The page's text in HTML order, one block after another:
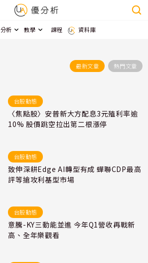
分析 教學 課程 資料庫
最新文章 熱門文章
台股動態
〈焦點股〉安普新大方配息3元殖利率逾
10% 股價跳空拉出第二根漲停
台股動態
致伸深耕Edge AI轉型有成 蟬聯CDP最高
評等搶攻利基型市場
台股動態
意騰-KY三動能並進 今年Q1營收再戰新
高、全年樂觀看